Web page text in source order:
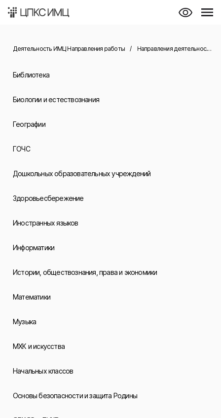
Деятельность ИМЦ Направления работы / Направления деятельности
Библиотека
Биологии и естествознания
Географии
ГОЧС
Дошкольных образовательных учреждений
Здоровьесбережение
Иностранных языков
Информатики
Истории, обществознания, права и экономики
Математики
Музыка
МХК и искусства
Начальных классов
Основы безопасности и защита Родины